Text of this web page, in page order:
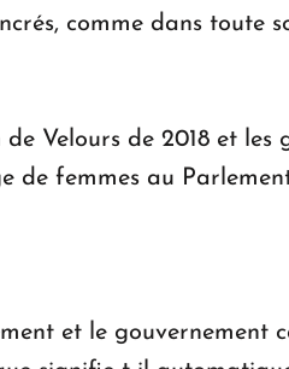
comme dans toute
Velours de 2018 et
de femmes au
et le gouvernement